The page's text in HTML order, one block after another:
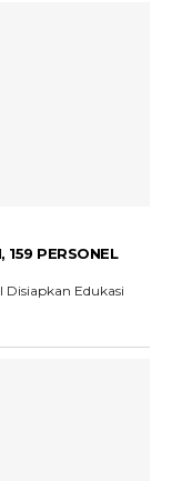
159 PERSONEL
Disiapkan Edukasi